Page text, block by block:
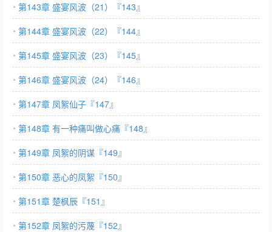
第143章 盛宴风波（21）『143』
第144章 盛宴风波（22）『144』
第145章 盛宴风波（23）『145』
第146章 盛宴风波（24）『146』
第147章 凤絮仙子『147』
第148章 有一种痛叫做心痛『148』
第149章 凤絮的阴谋『149』
第150章 恶心的凤絮『150』
第151章 楚枫辰『151』
第152章 凤絮的污蔑『152』